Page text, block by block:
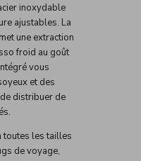
inoxydable
ajustables. La
une extraction
froid au goût
vous
et des
distribuer de
toutes les tailles
de voyage,